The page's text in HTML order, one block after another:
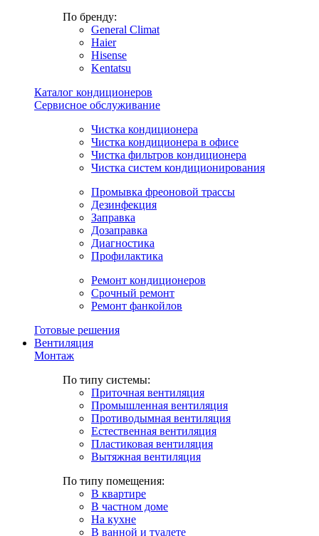
По бренду:
General Climat
Haier
Hisense
Kentatsu
Каталог кондиционеров
Сервисное обслуживание
Чистка кондиционера
Чистка кондиционера в офисе
Чистка фильтров кондиционера
Чистка систем кондиционирования
Промывка фреоновой трассы
Дезинфекция
Заправка
Дозаправка
Диагностика
Профилактика
Ремонт кондиционеров
Срочный ремонт
Ремонт фанкойлов
Готовые решения
Вентиляция
Монтаж
По типу системы:
Приточная вентиляция
Промышленная вентиляция
Противодымная вентиляция
Естественная вентиляция
Пластиковая вентиляция
Вытяжная вентиляция
По типу помещения:
В квартире
В частном доме
На кухне
В ванной и туалете